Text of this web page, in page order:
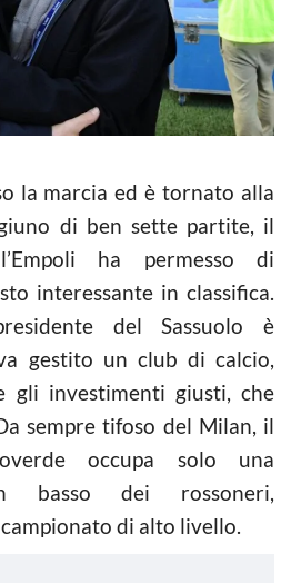
la marcia ed è tornato alla
di ben sette partite, il
ha permesso di
interessante in classifica.
del Sassuolo è
gestito un club di calcio,
gli investimenti giusti, che
sempre tifoso del Milan, il
occupa solo una
basso dei rossoneri,
di alto livello.